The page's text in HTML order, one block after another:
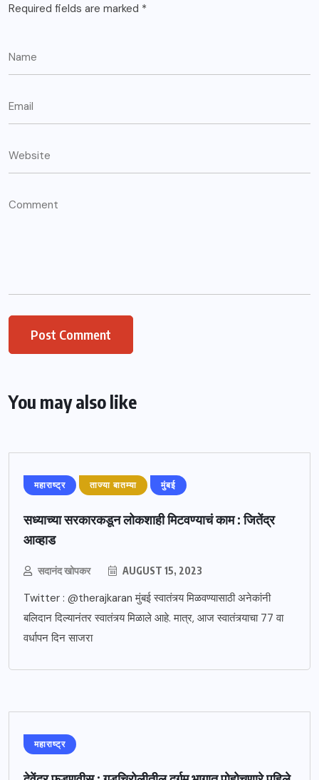
Required fields are marked *
You may also like
महाराष्ट्र ताज्या बातम्या मुंबई
सध्याच्या सरकारकडून लोकशाही मिटवण्याचं काम : जितेंद्र
आव्हाड
सदानंद खोपकर AUGUST 15, 2023
Twitter : @therajkaran मुंबई स्वातंत्र्य मिळवण्यासाठी अनेकांनी
बलिदान दिल्यानंतर स्वातंत्र्य मिळाले आहे. मात्र, आज स्वातंत्र्याचा 77 वा
वर्धापन दिन साजरा
महाराष्ट्र